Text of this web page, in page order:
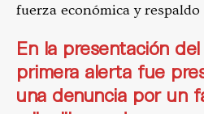
fuerza económica y
En la presentación
primera alerta fue
una denuncia por un